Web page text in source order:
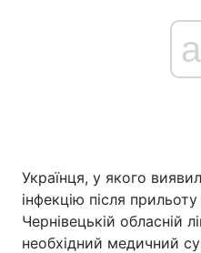
Українця, у якого
інфекцію після прильоту
Чернівецькій обласній
необхідний медичний